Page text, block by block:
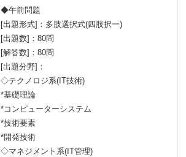
◆午前問題
[出題形式]：多肢選択式(四肢択一)
[出題数]：80問
[解答数]：80問
[出題分野]：
◇テクノロジ系(IT技術)
*基礎理論
*コンピューターシステム
*技術要素
*開発技術
◇マネジメント系(IT管理)